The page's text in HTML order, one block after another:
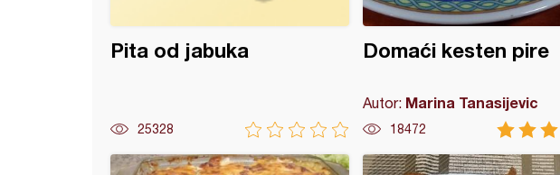
Pita od jabuka
25328
Domaći kesten pire
Autor: Marina Tanasijevic
18472